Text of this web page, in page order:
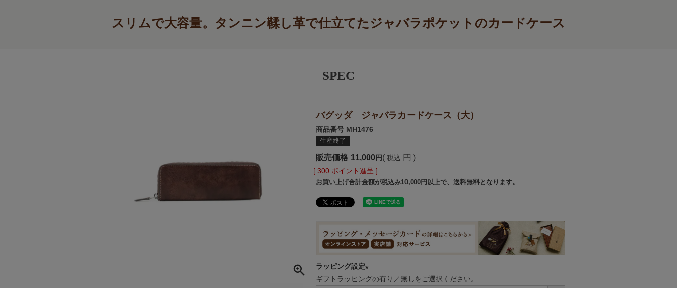
スリムで大容量。タンニン鞣し革で仕立てたジャバラポケットのカードケース
SPEC
バグッダ ジャバラカードケース（大）
商品番号 MH1476
生産終了
販売価格 11,000
税込
[ 300 ポイント進呈 ]
お買い上げ合計金額が税込み10,000円以上で、送料無料となります。
ラッピング設定
(必
ギフトラッピングの有り／無しをご選択ください。